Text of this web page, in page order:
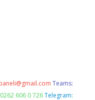
Teams:
606 0 726 Telegram: